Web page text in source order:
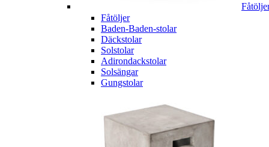
Fåtöljer
Baden-Baden-stolar
Däckstolar
Solstolar
Adirondackstolar
Solsängar
Gungstolar